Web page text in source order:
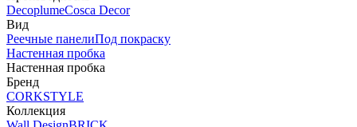
DecoplumeCosca Decor
Вид
Реечные панелиПод покраску
Настенная пробка
Настенная пробка
Бренд
CORKSTYLE
Коллекция